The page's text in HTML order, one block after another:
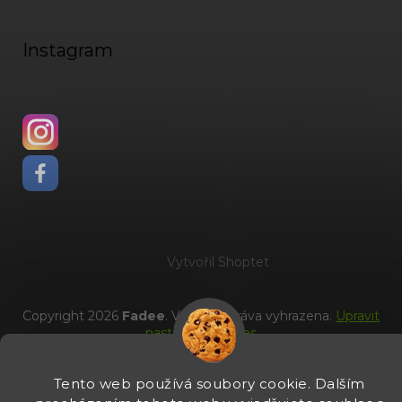
Tento web používá soubory cookie. Dalším
Instagram
Vytvořil Shoptet
Copyright 2026 Fadee. Všechna práva vyhrazena. Upravit
nastavení cookies